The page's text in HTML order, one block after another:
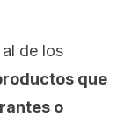
de los
que
o